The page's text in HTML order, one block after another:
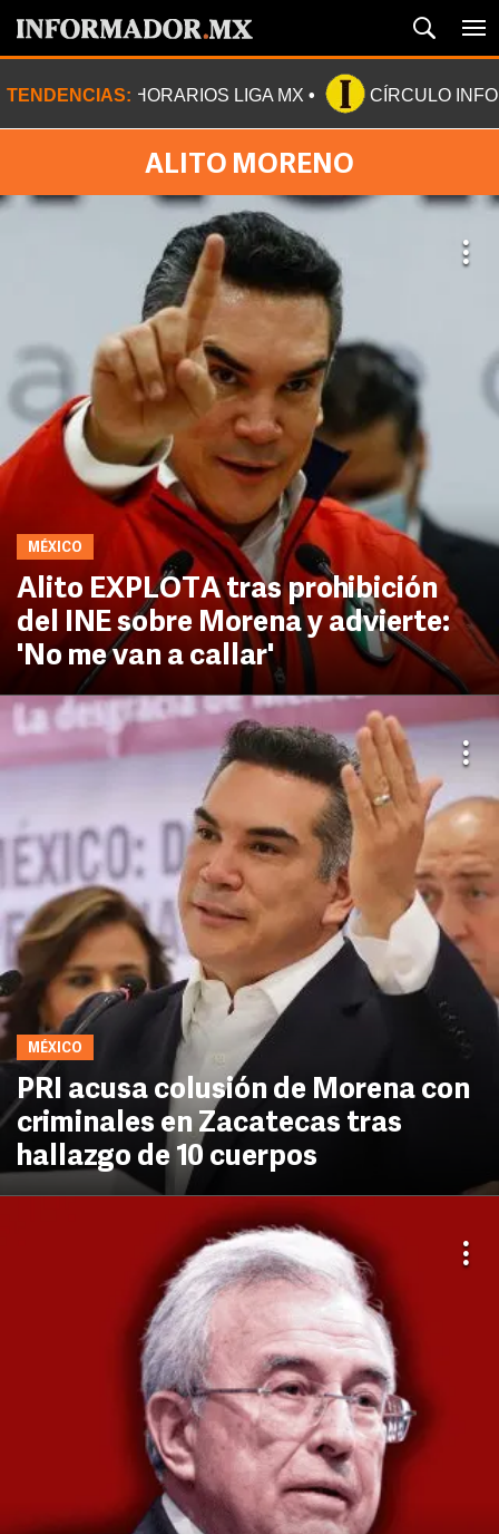
TENDENCIAS: HORARIOS LIGA MX CÍRCULO
ALITO MORENO
MÉXICO
Alito EXPLOTA tras prohibición
del INE sobre Morena y advierte:
'No me van a callar'
MÉXICO
PRI acusa colusión de Morena con
criminales en Zacatecas tras
hallazgo de 10 cuerpos